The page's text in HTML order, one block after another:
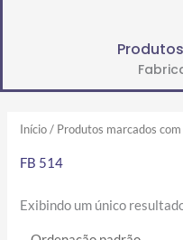
Início/ Produtos marcados com
FB 514
Exibindo um único